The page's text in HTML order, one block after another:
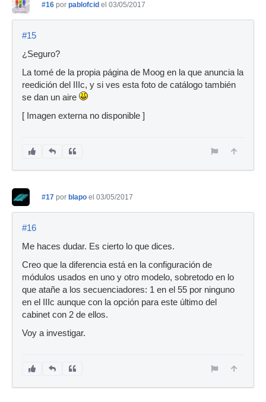
#16 por pablofcid el 03/05/2017
#15
¿Seguro?
La tomé de la propia página de Moog en la que anuncia la
reedición del IIIc, y si ves esta foto de catálogo también
se dan un aire
[ Imagen externa no disponible ]
#17 por blapo el 03/05/2017
#16
Me haces dudar. Es cierto lo que dices.
Creo que la diferencia está en la configuración de
módulos usados en uno y otro modelo, sobretodo en lo
que atañe a los secuenciadores: 1 en el 55 por ninguno
en el IIIc aunque con la opción para este último del
cabinet con 2 de ellos.
Voy a investigar.